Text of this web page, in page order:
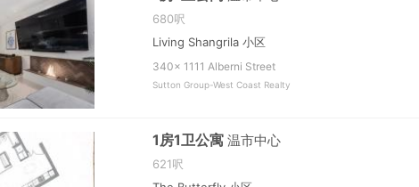
680呎
Living Shangrila 小区
340x 1111 Alberni Street
Sutton Group-West Coast Realty
1房1卫公寓 温市中心
621呎